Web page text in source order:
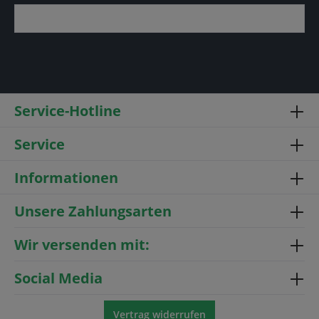
Service-Hotline
Service
Informationen
Unsere Zahlungsarten
Wir versenden mit:
Social Media
Vertrag widerrufen